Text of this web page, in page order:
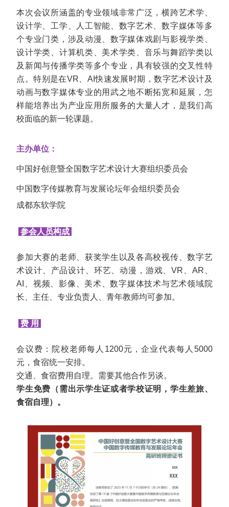
本次会议所涵盖的专业领域非常广泛，横跨艺术学、
设计学、工学、人工智能、数字艺术、数字媒体等多
个专业门类，涉及动漫、数字媒体戏剧与影视学类、
设计学类、计算机类、美术学类、音乐与舞蹈学类以
及新闻与传播学类等多个专业，具有较强的交叉性特
点。特别是在VR、AI快速发展时期，数字艺术设计及
动画与数字媒体专业的用武之地不断拓宽和延展，怎
样能培养出为产业应用所服务的大量人才，是我们高
校面临的新一轮课题。
主办单位：
中国好创意暨全国数字艺术设计大赛组织委员会
中国数字传媒教育与发展论坛年会组织委员会
成都东软学院
参会人员构成
参加大赛的老师、获奖学生以及各高校视传、数字艺
术设计、产品设计、环艺、动漫，游戏、VR、AR、
AI、视频、影像、美术、数字媒体技术与艺术领域院
长、主任、专业负责人、青年教师均可参加。
费 用
会议费：院校老师每人1200元，企业代表每人5000
元，食宿统一安排。
交通、食宿费用自理。需要其他合作另谈。
学生免费（需出示学生证或者学校证明，学生差旅、
食宿自理）。